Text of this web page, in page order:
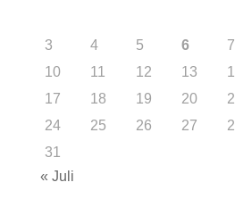
3
4 5 6 7
10
11 12 13
17
18 19 20
24
25 26 27
31
« Juli